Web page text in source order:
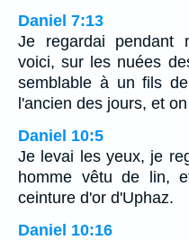
Daniel 7:13
Je regardai pendant
voici, sur les nuées
semblable à un fils
l'ancien des jours, et
Daniel 10:5
Je levai les yeux, je
homme vêtu de lin,
ceinture d'or d'Uphaz.
Daniel 10:16